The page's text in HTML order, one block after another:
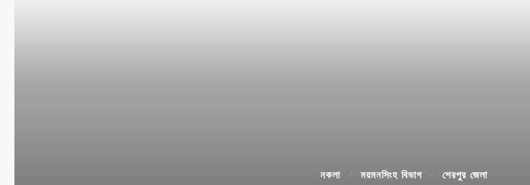
নকলা ময়মনসিংহ বিভাগ শেরপুর জেলা